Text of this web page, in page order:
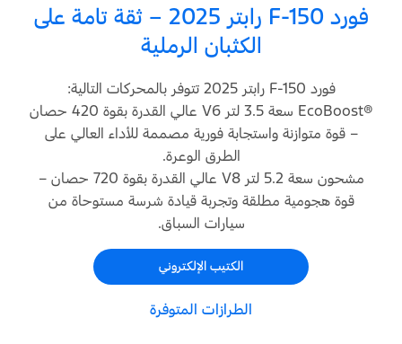
فورد F-150 رابتر ‏2025 – ثقة تامة على
الكثبان الرملية
فورد F-150 رابتر ‏2025 تتوفر بالمحركات التالية:
EcoBoost®‎ سعة 3.5 لتر V6 عالي القدرة بقوة 420 حصان
– قوة متوازنة واستجابة فورية مصممة للأداء العالي على
الطرق الوعرة.
مشحون سعة 5.2 لتر V8 عالي القدرة بقوة 720 حصان –
قوة هجومية مطلقة وتجربة قيادة شرسة مستوحاة من
سيارات السباق.
الكتيب الإلكتروني
الطرازات المتوفرة